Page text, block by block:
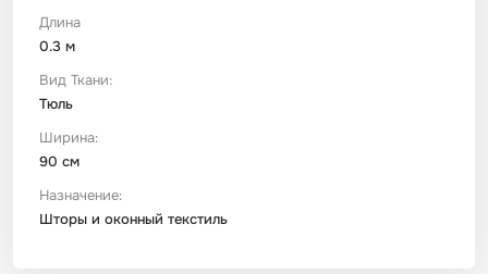
Длина
0.3 м
Вид Ткани:
Тюль
Ширина:
90 см
Назначение:
Шторы и оконный текстиль
Штапель